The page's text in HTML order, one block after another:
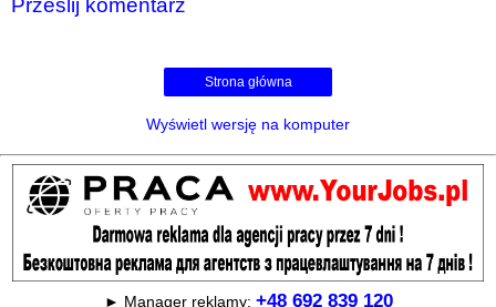
Prześlij komentarz
Strona główna
Wyświetl wersję na komputer
► Manager reklamy: +48 692 839 120